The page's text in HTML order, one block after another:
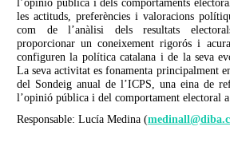
l’opinió pública i dels comportaments
les actituds, preferències i valoracions
com de l’anàlisi dels resultats
proporcionar un coneixement rigorós i
configuren la política catalana i de la seva
La seva activitat es fonamenta principalment
del Sondeig anual de l’ICPS, una eina de
l’opinió pública i del comportament electoral
Responsable: Lucía Medina (